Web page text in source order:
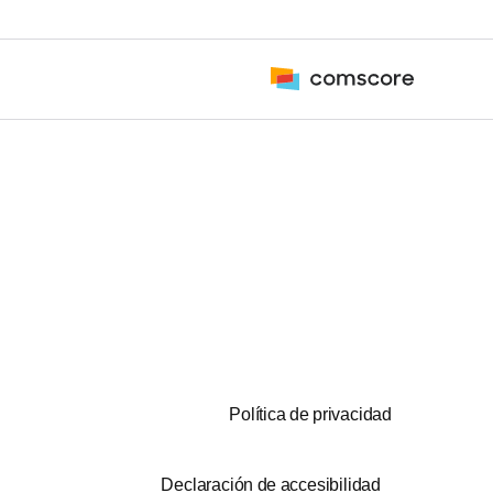
Política de privacidad
Declaración de accesibilidad